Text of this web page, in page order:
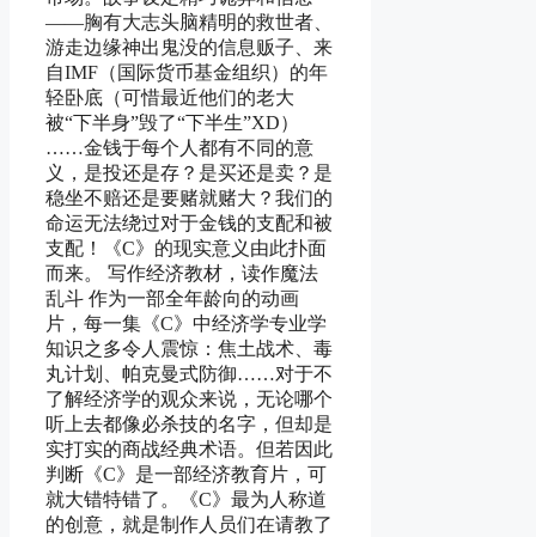
——胸有大志头脑精明的救世者、
游走边缘神出鬼没的信息贩子、来
自IMF（国际货币基金组织）的年
轻卧底（可惜最近他们的老大
被“下半身”毁了“下半生”XD）
……金钱于每个人都有不同的意
义，是投还是存？是买还是卖？是
稳坐不赔还是要赌就赌大？我们的
命运无法绕过对于金钱的支配和被
支配！《C》的现实意义由此扑面
而来。 写作经济教材，读作魔法
乱斗 作为一部全年龄向的动画
片，每一集《C》中经济学专业学
知识之多令人震惊：焦土战术、毒
丸计划、帕克曼式防御……对于不
了解经济学的观众来说，无论哪个
听上去都像必杀技的名字，但却是
实打实的商战经典术语。但若因此
判断《C》是一部经济教育片，可
就大错特错了。《C》最为人称道
的创意，就是制作人员们在请教了